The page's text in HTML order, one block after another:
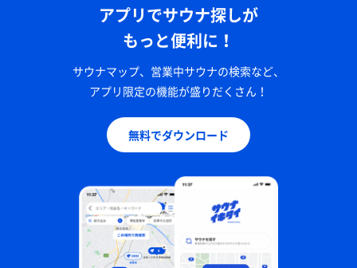
唐揚げ定食にコロッケ
唐揚げのタルタルがめちゃくちゃ美味い！コロッケ
も、ご飯も味噌汁も美味しい！
アプリでサウナ探しが
もっと便利に！
サウナマップ、営業中サウナの検索など、
アプリ限定の機能が盛りだくさん！
無料でダウンロード